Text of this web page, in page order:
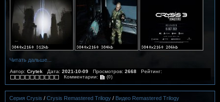
Читать дальше...
Автор: Crytek Дата: 2021-10-09 Просмотров: 2668 Рейтинг:
Комментарии:
(0)
Серия Crysis / Crysis Remastered Trilogy / Видео Remastered Trilogy